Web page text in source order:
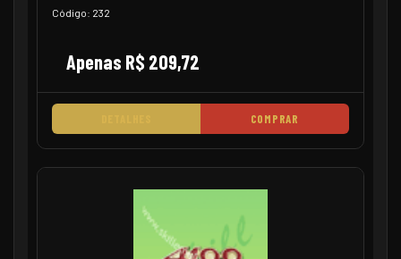
Código: 232
Apenas R$ 209,72
COMPRAR